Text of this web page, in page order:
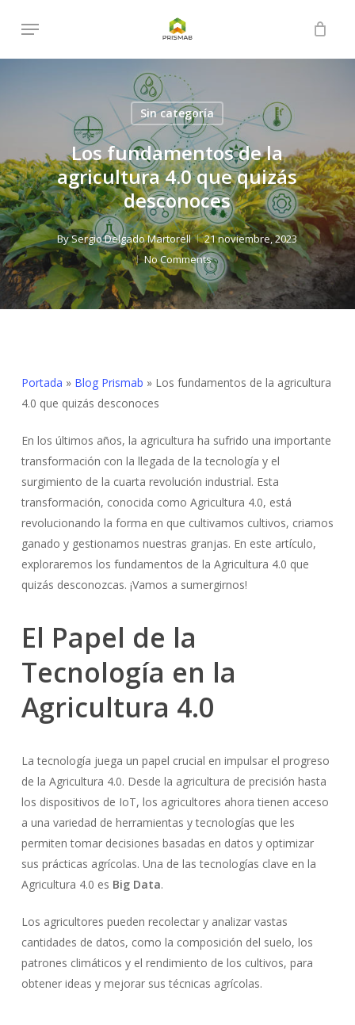
Menu
Close
Sin categoría
Los fundamentos de la
agricultura 4.0 que quizás
desconoces
BySergio Delgado Martorell
21 noviembre, 2023
No Comments
Portada » Blog Prismab » Los fundamentos de la agricultura
4.0 que quizás desconoces
En los últimos años, la agricultura ha sufrido una importante
transformación con la llegada de la tecnología y el
surgimiento de la cuarta revolución industrial. Esta
transformación, conocida como Agricultura 4.0, está
revolucionando la forma en que cultivamos cultivos, criamos
ganado y gestionamos nuestras granjas. En este artículo,
exploraremos los fundamentos de la Agricultura 4.0 que
quizás desconozcas. ¡Vamos a sumergirnos!
El Papel de la
Tecnología en la
Agricultura 4.0
La tecnología juega un papel crucial en impulsar el progreso
de la Agricultura 4.0. Desde la agricultura de precisión hasta
los dispositivos de IoT, los agricultores ahora tienen acceso
a una variedad de herramientas y tecnologías que les
permiten tomar decisiones basadas en datos y optimizar
sus prácticas agrícolas. Una de las tecnologías clave en la
Agricultura 4.0 es Big Data.
Los agricultores pueden recolectar y analizar vastas
cantidades de datos, como la composición del suelo, los
patrones climáticos y el rendimiento de los cultivos, para
obtener ideas y mejorar sus técnicas agrícolas.